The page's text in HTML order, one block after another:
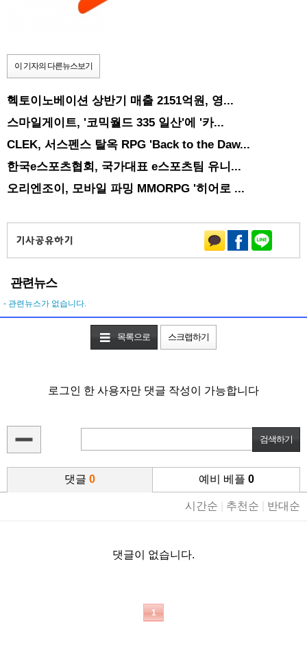
이 기자의 다른뉴스보기
헥토이노베이션 상반기 매출 2151억원, 영...
스마일게이트, '코믹월드 335 일산'에 '카...
CLEK, 서스펜스 탈옥 RPG 'Back to the Daw...
한국e스포츠협회, 국가대표 e스포츠팀 유니...
오리엔조이, 모바일 파밍 MMORPG '히어로 ...
관련뉴스
- 관련뉴스가 없습니다.
목록으로 스크랩하기
로그인 한 사용자만 댓글 작성이 가능합니다
댓글 0 예비 베플 0
시간순 추천순 반대순
댓글이 없습니다.
1